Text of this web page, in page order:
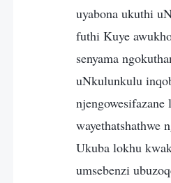
uyabona ukuthi
futhi Kuye
senyama
uNkulunkulu
wayethatshathwe
Ukuba lokhu
umsebenzi